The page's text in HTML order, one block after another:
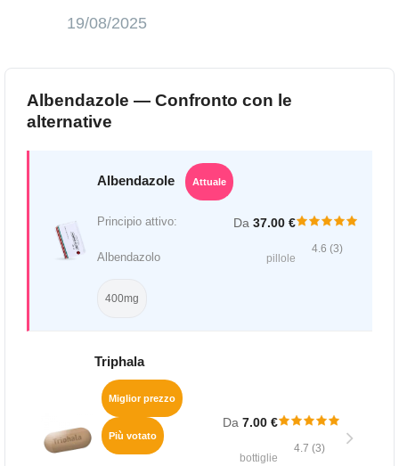
19/08/2025
Albendazole — Confronto con le
alternative
Albendazole Attuale
Principio attivo:
Albendazolo
400mg
Da 37.00 €
pillole
4.6 (3)
Triphala
Miglior prezzo
Più votato
Da 7.00 €
bottiglie
4.7 (3)